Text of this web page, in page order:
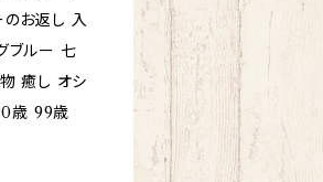
お返し 入
ブルー 七
癒し オシ
歳 99歳